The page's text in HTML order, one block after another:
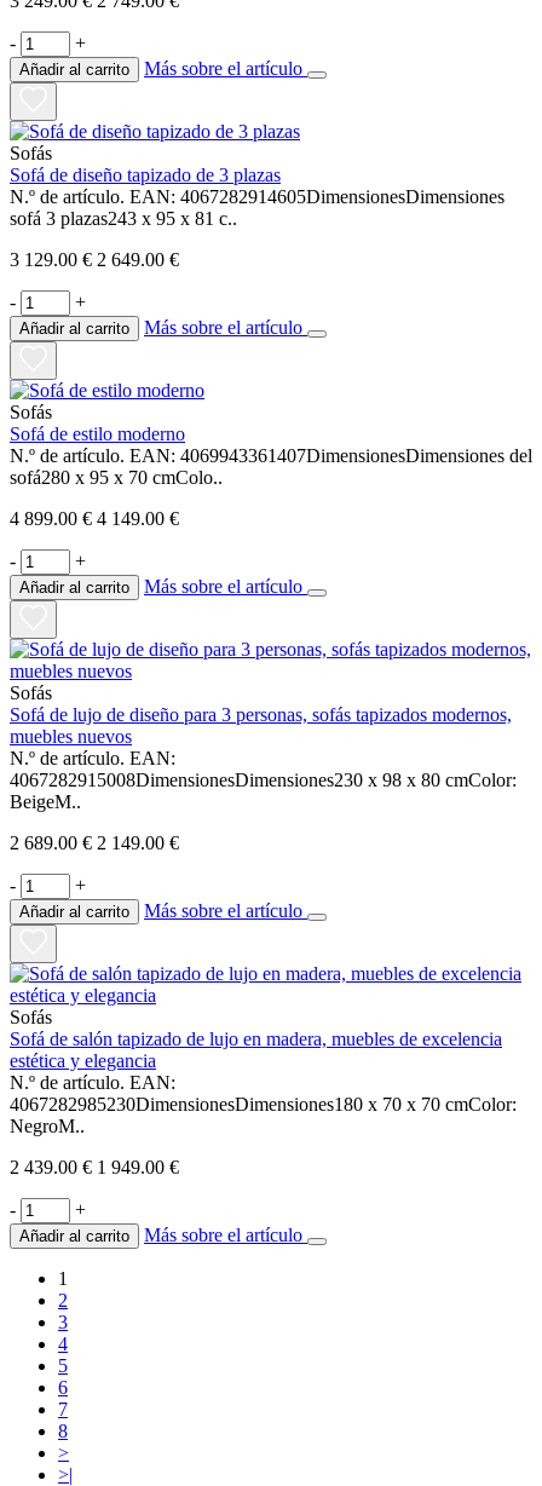
- +
Añadir al carrito Más sobre el artículo
Sofás
Sofá de diseño tapizado de 3 plazas
N.º de artículo. EAN: 4067282914605DimensionesDimensiones
sofá 3 plazas243 x 95 x 81 c..
3 129.00 € 2 649.00 €
- +
Añadir al carrito Más sobre el artículo
Sofás
Sofá de estilo moderno
N.º de artículo. EAN: 4069943361407DimensionesDimensiones del
sofá280 x 95 x 70 cmColo..
4 899.00 € 4 149.00 €
- +
Añadir al carrito Más sobre el artículo
Sofás
Sofá de lujo de diseño para 3 personas, sofás tapizados modernos,
muebles nuevos
N.º de artículo. EAN:
4067282915008DimensionesDimensiones230 x 98 x 80 cmColor:
BeigeM..
2 689.00 € 2 149.00 €
- +
Añadir al carrito Más sobre el artículo
Sofás
Sofá de salón tapizado de lujo en madera, muebles de excelencia
estética y elegancia
N.º de artículo. EAN:
4067282985230DimensionesDimensiones180 x 70 x 70 cmColor:
NegroM..
2 439.00 € 1 949.00 €
- +
Añadir al carrito Más sobre el artículo
1
2
3
4
5
6
7
8
>
>|